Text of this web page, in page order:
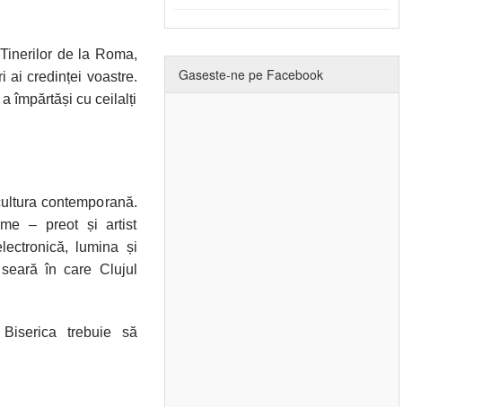
de la Roma,
ai credinței voastre.
împărtăși cu ceilalți
contemporană.
– preot și artist
lumina și
în care Clujul
trebuie să
Gaseste-ne pe Facebook